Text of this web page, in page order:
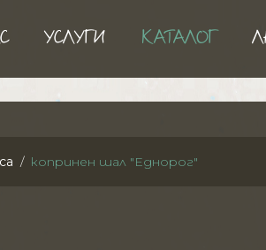
УСЛУГИ КАТАЛОГ
копринен шал "Еднорог"